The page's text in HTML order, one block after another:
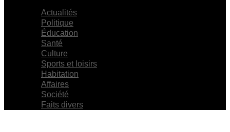
Actualités
Politique
Éducation
Santé
Culture
Sports et loisirs
Habitation
Affaires
Société
Faits divers